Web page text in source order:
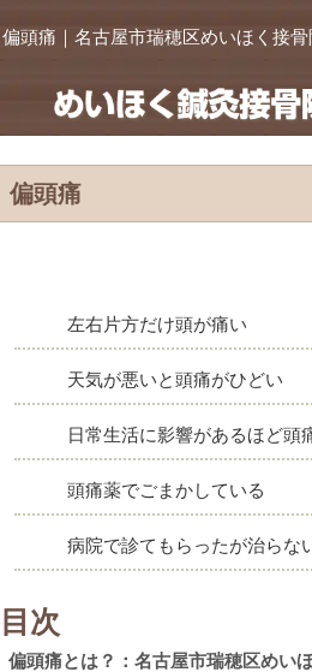
偏頭痛｜名古屋市瑞穂区めいほく接
偏頭痛
左右片方だけ頭が痛い
天気が悪いと頭痛がひどい
日常生活に影響があるほど頭
頭痛薬でごまかしている
病院で診てもらったが治らな
目次
偏頭痛とは？：名古屋市瑞穂区めい